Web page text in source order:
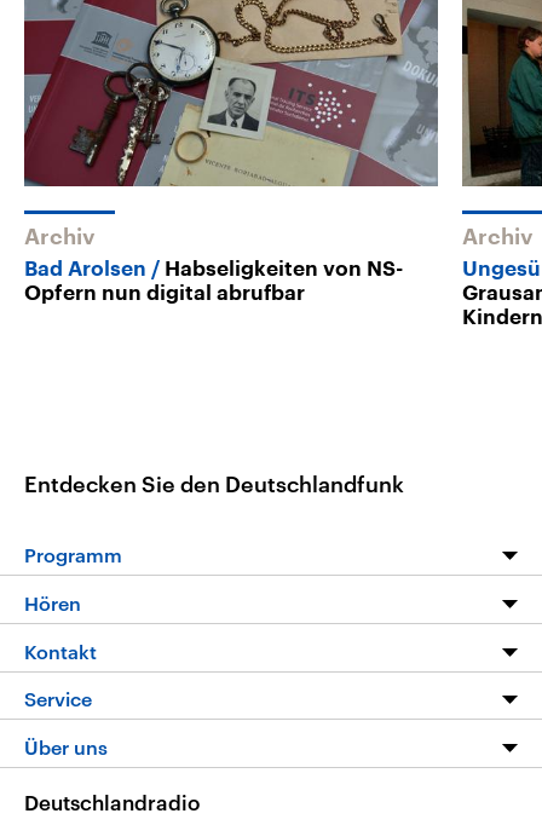
Archiv
Bad Arolsen
Habseligkeiten von NS-
Opfern nun digital abrufbar
Archiv
Entdecken Sie den Deutschlandfunk
Programm
Die Nachrichten
Nachrichtenleicht
Neue Beiträge auf dlf.de
Hören
Livestream
Podcasts
Deutschlandfunk App
Nachrichten App
Kontakt
Hörerservice
Service
FAQ
Veranstaltungen
Über uns
Deutschlandradio